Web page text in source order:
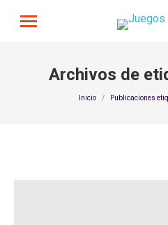
Archivos de
Estás aquí:
Inicio Publicaciones